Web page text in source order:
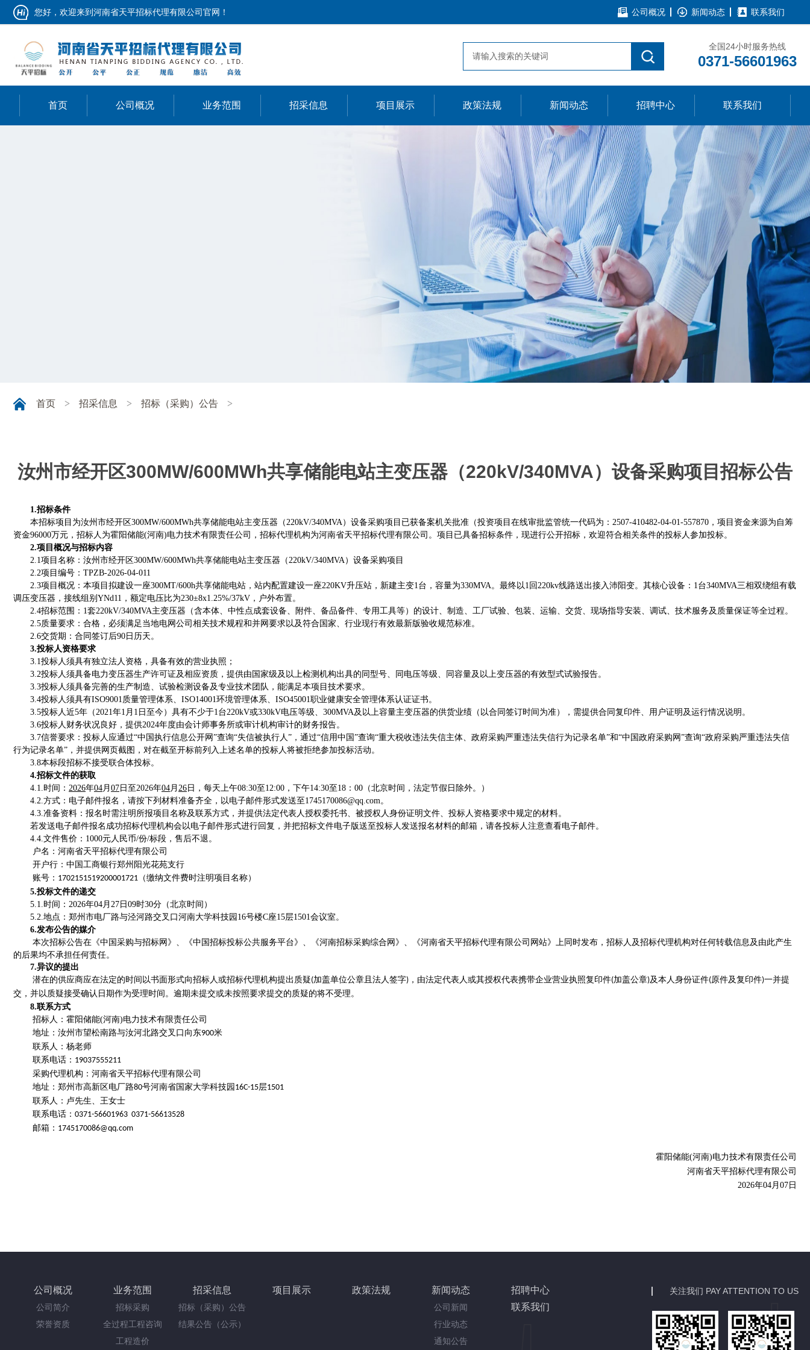
您好，欢迎来到河南省天平招标代理有限公司官网！ 公司概况 新闻动态 联系我们
全国24小时服务热线
0371-56601963
首页 公司概况 业务范围 招采信息 项目展示 政策法规 新闻动态 招聘中心 联系我们
首页 > 招采信息 > 招标（采购）公告 >
汝州市经开区300MW/600MWh共享储能电站主变压器（220kV/340MVA）设备采购项目招标公告
1.招标条件
本招标项目为汝州市经开区300MW/600MWh共享储能电站主变压器（220kV/340MVA）设备采购项目已获备案机关批准（投资项目在线审批监管统一代码为：2507-410482-04-01-557870，项目资金来源为自筹
资金96000万元，招标人为霍阳储能(河南)电力技术有限责任公司，招标代理机构为河南省天平招标代理有限公司 。项目已具备招标条件，现进行公开招标，欢迎符合相关条件的投标人参加投标。
2.项目概况与招标内容
2.1项目名称： 汝州市经开区300MW/600MWh共享储能电站主变压器（220kV/340MVA）设备采购项目
2.2项目编号： TPZB-2026-04-011
2.3项目概况： 本项目拟建设一座300MT/600h共享储能电站，站内配置建设一座220KV升压站，新建主变1台，容量为330MVA。最终以1回220kv线路送出接入沛阳变。 其核心设备： 1台340MVA三相双绕组有载
调压变压器，接线组别YNd11，额定电压比为230±8x1.25%/37kV，户外布置。
2.4招标范围： 1套220kV/340MVA主变压器（含本体、中性点成套设备、附件、备品备件、专用工具等）的设计、制造、工厂试验、包装、运输、交货、现场指导安装、调试、技术服务及质量保证等全过程。
2.5质量要求： 合格，必须满足当地电网公司 相关技术规程和并网要求以及符合国家、行业现行有效最新版验收规范标准。
2.6交货期： 合同签订后90日历天。
3.投标人资格要求
3.1投标人须具有独立法人资格，具备有效的营业执照；
3.2投标人须具备电力变压器生产许可证及相应资质，提供由国家级及以上检测机构出具的同型号、同电压等级、同容量及以上变压器的有效型式试验报告。
3.3投标人须具备完善的生产制造、试验检测设备及专业技术团队，能满足本项目技术要求。
3.4投标人须具有ISO9001质量管理体系、ISO14001环境管理体系、ISO45001职业健康安全管理体系认证证书。
3.5投标人近5年（2021年1月1日至今）具有不少于1台220kV或330kV电压等级、300MVA及以上容量主变压器的供货业绩（以合同签订时间为准），需提供合同复印件、用户证明及运行情况说明。
3.6投标人财务状况良好，提供2024年度由会计师事务所或审计机构审计的财务报告。
3.7信誉要求：投标人应通过“中国执行信息公开网”查询“失信被执行人”，通过“信用中国”查询“重大税收违法失信主体、政府采购严重违法失信行为记录名单”和“中国政府采购网”查询“政府采购严重违法失信
行为记录名单”，并提供网页截图，对在截至开标前列入上述名单的投标人将被拒绝参加投标活动。
3.8本标段招标不接受联合体投标。
4.招标文件的获取
4.1.时间： 2026年04月 07 日至2026年04月 26 日，每天上午08:30至12:00，下午14:30至18：00（北京时间，法定节假日除外。）
4.2.方式：电子邮件报名， 请按下列材料准备齐全，以电子邮件形式发送至 1745170086@qq.com。
4.3.准备资料：报名时需注明所报项目名称及联系方式，并提供法定代表人授权委托书、被授权人身份证明文件、投标人资格要求中规定的材料。
若发送电子邮件报名成功招标代理机构会以电子邮件形式进行回复，并把招标文件电子版送至投标人发送报名材料的邮箱，请各投标人注意查看电子邮件。
4.4.文件售价：1000元人民币/份/标段，售后不退。
户名：河南省天平招标代理有限公司
开户行：中国工商银行郑州阳光花苑支行
账号： 1702151519200001721 （缴纳文件费时注明项目名称）
5.投标文件的递交
5.1.时间：2026年04月 27 日 09时30分（北京时间）
5.2.地点：郑州市电厂路与泾河路交叉口河南大学科技园16号楼C座15层1501会议室。
6.发布公告的媒介
本次招标公告在《中国采购与招标网 》 、 《中国招标投标公共服务平台》、《河南招标采购综合网》 、 《河南省天平招标代理有限公司网站》上同时发布 ，招标人及招标代理机构对任何转载信息及由此产生
的后果均不承担任何责任。
7.异议的提出
潜在的供应商应在法定的时间以书面形式向招标人或招标代理机构提出质疑(加盖单位公章且法人签字) ，由法定代表人或其授权代表携带企业营业执照复印件(加盖公章)及本人身份证件(原件及复印件)一并提
交，并以质疑接受确认日期作为受理时间。逾期未提交或未按照要求提交的质疑的将不受理。
8.联系方式
招标人： 霍阳储能(河南)电力技术有限责任公司
地址： 汝州市望松南路与汝河北路交叉口向东900米
联系人： 杨老师
联系电话： 19037555211
采购代理机构：河南省天平招标代理有限公司
地址：郑州市高新区电厂路80号河南省国家大学科技园 16C-15层1501
联系人： 卢先生、王女士
联系电话： 0371-56601963 0371-56613528
邮箱： 1745170086@qq.com
霍阳储能(河南)电力技术有限责任公司
河南省天平招标代理有限公司
2026年04月 07 日
公司概况
公司简介
荣誉资质
业务范围
招标采购
全过程工程咨询
工程造价
招采信息
招标（采购）公告
结果公告（公示）
项目展示 政策法规 新闻动态
公司新闻
行业动态
通知公告
招聘中心
联系我们
关注我们 PAY ATTENTION TO US